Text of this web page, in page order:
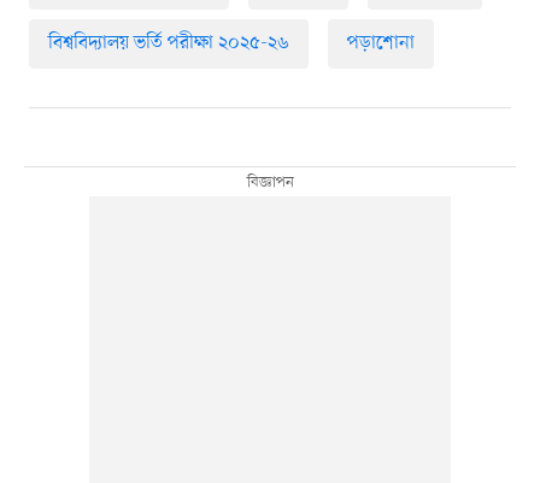
বিশ্ববিদ্যালয় ভর্তি পরীক্ষা ২০২৫-২৬ পড়াশোনা